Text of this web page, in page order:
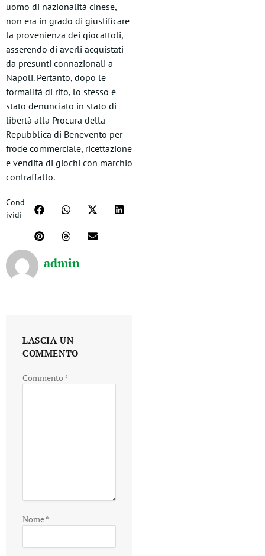
uomo di nazionalità cinese,
non era in grado di giustificare
la provenienza dei giocattoli,
asserendo di averli acquistati
da presunti connazionali a
Napoli. Pertanto, dopo le
formalità di rito, lo stesso è
stato denunciato in stato di
libertà alla Procura della
Repubblica di Benevento per
frode commerciale, ricettazione
e vendita di giochi con marchio
contraffatto.
Cond
ividi
admin
LASCIA UN
COMMENTO
Commento *
Nome*